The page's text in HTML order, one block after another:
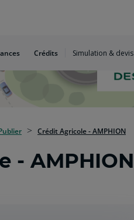
Crédits Simulation & devis
Crédit Agricole - AMPHION
- AMPHION